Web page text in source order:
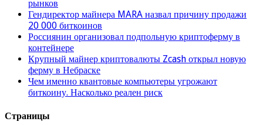
рынков
Гендиректор майнера MARA назвал причину продажи
20 000 биткоинов
Россиянин организовал подпольную криптоферму в
контейнере
Крупный майнер криптовалюты Zcash открыл новую
ферму в Небраске
Чем именно квантовые компьютеры угрожают
биткоину. Насколько реален риск
Страницы